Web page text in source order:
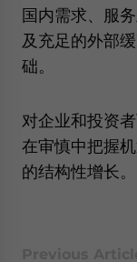
国内需求、服
及充足的外部
础。
对企业和投资
在审慎中把握
的结构性增长。